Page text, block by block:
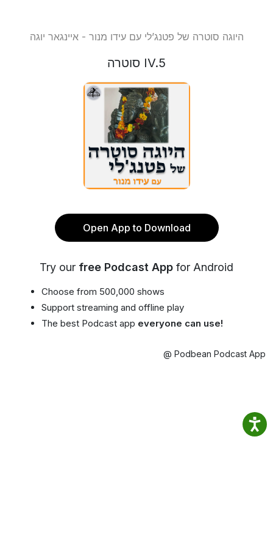
היוגה סוטרה של פטנג’לי עם עידו מנור - איינגאר יוגה
סוטרה IV.5
Open App to Download
Try our free Podcast App for Android
Choose from 500,000 shows
Support streaming and offline play
The best Podcast app everyone can use!
@ Podbean Podcast App